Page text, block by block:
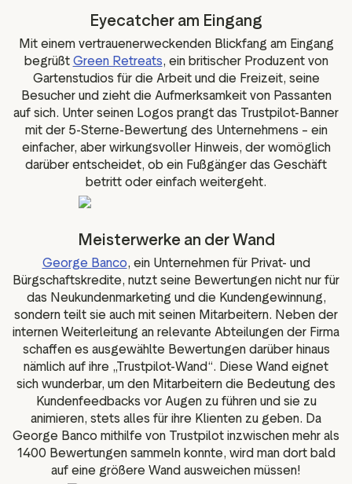
Eyecatcher am Eingang
Mit einem vertrauenerweckenden Blickfang am Eingang
begrüßt Green Retreats, ein britischer Produzent von
Gartenstudios für die Arbeit und die Freizeit, seine
Besucher und zieht die Aufmerksamkeit von Passanten
auf sich. Unter seinen Logos prangt das Trustpilot-Banner
mit der 5-Sterne-Bewertung des Unternehmens – ein
einfacher, aber wirkungsvoller Hinweis, der womöglich
darüber entscheidet, ob ein Fußgänger das Geschäft
betritt oder einfach weitergeht.
Meisterwerke an der Wand
George Banco, ein Unternehmen für Privat- und
Bürgschaftskredite, nutzt seine Bewertungen nicht nur für
das Neukundenmarketing und die Kundengewinnung,
sondern teilt sie auch mit seinen Mitarbeitern. Neben der
internen Weiterleitung an relevante Abteilungen der Firma
schaffen es ausgewählte Bewertungen darüber hinaus
nämlich auf ihre „Trustpilot-Wand“. Diese Wand eignet
sich wunderbar, um den Mitarbeitern die Bedeutung des
Kundenfeedbacks vor Augen zu führen und sie zu
animieren, stets alles für ihre Klienten zu geben. Da
George Banco mithilfe von Trustpilot inzwischen mehr als
1400 Bewertungen sammeln konnte, wird man dort bald
auf eine größere Wand ausweichen müssen!